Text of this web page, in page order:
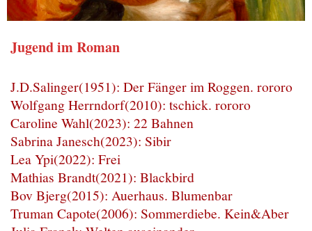
Jugend im Roman
J.D.Salinger(1951): Der Fänger im Roggen. rororo
Wolfgang Herrndorf(2010): tschick. rororo
Caroline Wahl(2023): 22 Bahnen
Sabrina Janesch(2023): Sibir
Lea Ypi(2022): Frei
Mathias Brandt(2021): Blackbird
Bov Bjerg(2015): Auerhaus. Blumenbar
Truman Capote(2006): Sommerdiebe. Kein&Aber